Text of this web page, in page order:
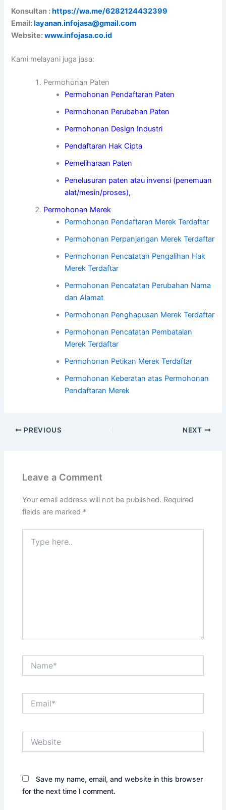
Konsultan :https://wa.me/6282124432399
Email:layanan.infojasa@gmail.com
Website:www.infojasa.co.id
Kami melayani juga jasa:
Permohonan Paten
Permohonan Pendaftaran Paten
Permohonan Perubahan Paten
Permohonan Design Industri
Pendaftaran Hak Cipta
Pemeliharaan Paten
Penelusuran paten atau invensi (penemuan
alat/mesin/proses),
Permohonan Merek
Permohonan Pendaftaran Merek Terdaftar
Permohonan Perpanjangan Merek Terdaftar
Permohonan Pencatatan Pengalihan Hak
Merek Terdaftar
Permohonan Pencatatan Perubahan Nama
dan Alamat
Permohonan Penghapusan Merek Terdaftar
Permohonan Pencatatan Pembatalan
Merek Terdaftar
Permohonan Petikan Merek Terdaftar
Permohonan Keberatan atas Permohonan
Pendaftaran Merek
PREVIOUS NEXT
Leave a Comment
Your email address will not be published. Required
fields are marked *
here..
Save my name, email, and website in this browser
for the next time I comment.